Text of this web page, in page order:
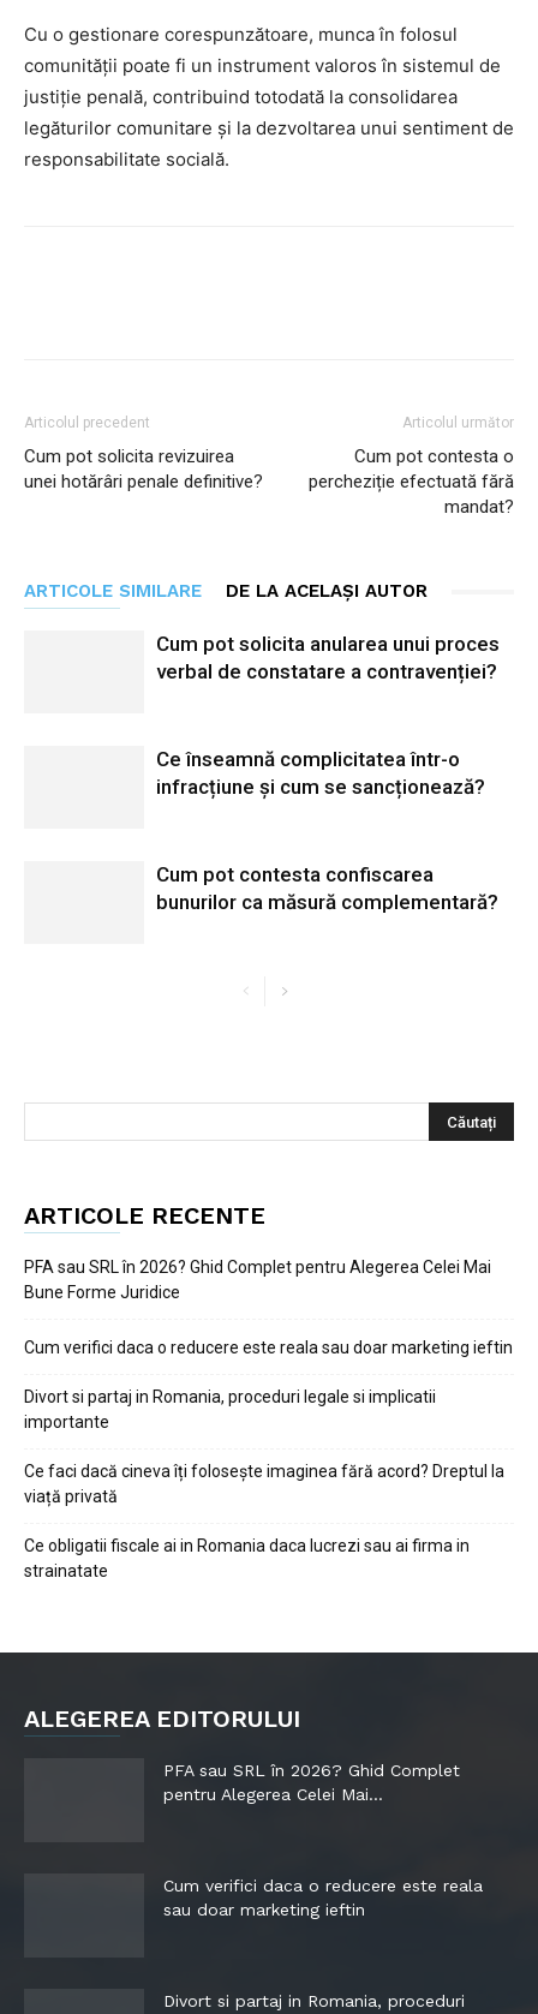
Cu o gestionare corespunzătoare, munca în folosul
comunității poate fi un instrument valoros în sistemul de
justiție penală, contribuind totodată la consolidarea
legăturilor comunitare și la dezvoltarea unui sentiment de
responsabilitate socială.
Articolul precedent
Cum pot solicita revizuirea
unei hotărâri penale definitive?
Articolul următor
Cum pot contesta o
percheziție efectuată fără
mandat?
ARTICOLE SIMILARE DE LA ACELAȘI AUTOR
Cum pot solicita anularea unui proces
verbal de constatare a contravenției?
Ce înseamnă complicitatea într-o
infracțiune și cum se sancționează?
Cum pot contesta confiscarea
bunurilor ca măsură complementară?
ARTICOLE RECENTE
PFA sau SRL în 2026? Ghid Complet pentru Alegerea Celei Mai
Bune Forme Juridice
Cum verifici daca o reducere este reala sau doar marketing ieftin
Divort si partaj in Romania, proceduri legale si implicatii
importante
Ce faci dacă cineva îți folosește imaginea fără acord? Dreptul la
viață privată
Ce obligatii fiscale ai in Romania daca lucrezi sau ai firma in
strainatate
ALEGEREA EDITORULUI
PFA sau SRL în 2026? Ghid Complet
pentru Alegerea Celei Mai...
Cum verifici daca o reducere este reala
sau doar marketing ieftin
Divort si partaj in Romania, proceduri